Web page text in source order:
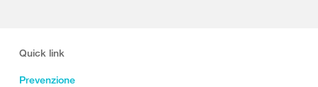
Quick link
Prevenzione